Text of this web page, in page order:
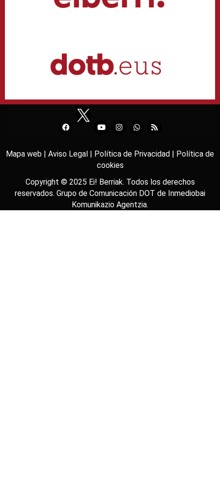
Mapa web | Aviso Legal | Política de Privacidad | Política de
cookies
Copyright © 2025 Ei! Berriak. Todos los derechos
reservados. Grupo de Comunicación DOT de Inmediobai
Komunikazio Agentzia.